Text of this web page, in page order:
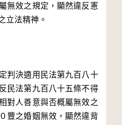
無效之規定，顯然違反憲
立法精神。
判決適用民法第九百八十
民法第九百八十五條不得
對人善意與否概屬無效之
豐之婚姻無效，顯然違背